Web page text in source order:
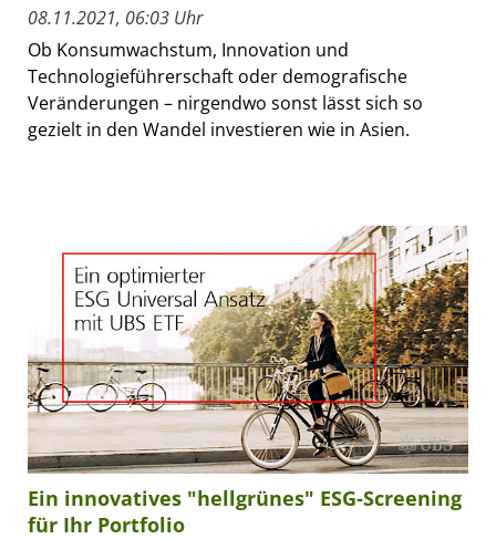
08.11.2021, 06:03 Uhr
Ob Konsumwachstum, Innovation und
Technologieführerschaft oder demografische
Veränderungen – nirgendwo sonst lässt sich so
gezielt in den Wandel investieren wie in Asien.
Ein innovatives "hellgrünes" ESG-Screening
für Ihr Portfolio